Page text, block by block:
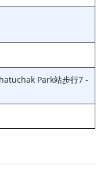
Park站步行7 -